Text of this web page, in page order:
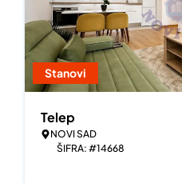
Stanovi
Telep
NOVI SAD
ŠIFRA: #14668